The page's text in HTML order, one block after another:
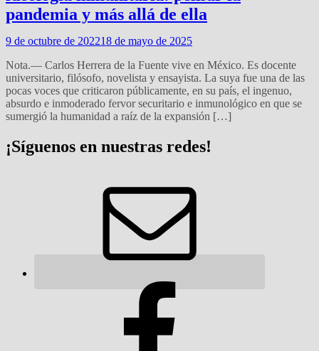
pandemia y más allá de ella
9 de octubre de 202218 de mayo de 2025
Nota.— Carlos Herrera de la Fuente vive en México. Es docente
universitario, filósofo, novelista y ensayista. La suya fue una de las
pocas voces que criticaron públicamente, en su país, el ingenuo,
absurdo e inmoderado fervor securitario e inmunológico en que se
sumergió la humanidad a raíz de la expansión […]
¡Síguenos en nuestras redes!